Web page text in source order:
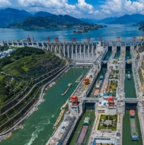
Dünyanın en büyük
darboğazı çözecek
maliyetlerini ve